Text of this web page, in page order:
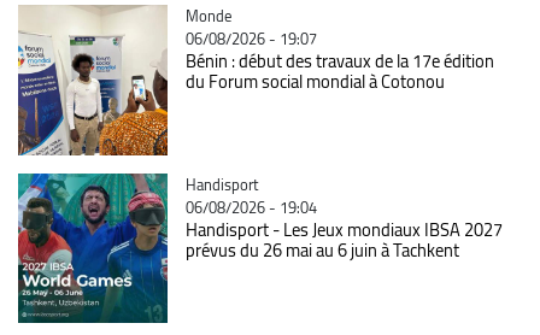
Catégorie
Monde
06/08/2026 - 19:07
Bénin : début des travaux de la 17e édition
du Forum social mondial à Cotonou
Catégorie
Handisport
06/08/2026 - 19:04
Handisport - Les Jeux mondiaux IBSA 2027
prévus du 26 mai au 6 juin à Tachkent